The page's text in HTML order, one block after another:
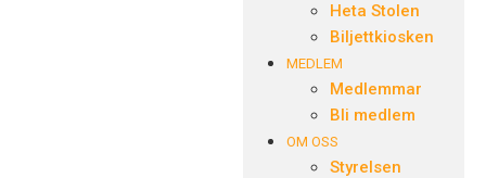
Heta Stolen
Biljettkiosken
MEDLEM
Medlemmar
Bli medlem
OM OSS
Styrelsen